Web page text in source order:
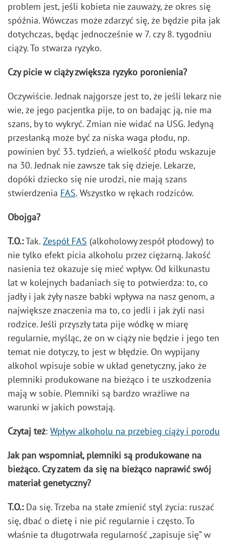
problem jest, jeśli kobieta nie zauważy, że okres się
spóźnia. Wówczas może zdarzyć się, że będzie piła jak
dotychczas, będąc jednocześnie w 7. czy 8. tygodniu
ciąży. To stwarza ryzyko.
Czy picie w ciąży zwiększa ryzyko poronienia?
Oczywiście. Jednak najgorsze jest to, że jeśli lekarz nie
wie, że jego pacjentka pije, to on badając ją, nie ma
szans, by to wykryć. Zmian nie widać na USG. Jedyną
przesłanką może być za niska waga płodu, np.
powinien być 33. tydzień, a wielkość płodu wskazuje
na 30. Jednak nie zawsze tak się dzieje. Lekarze,
dopóki dziecko się nie urodzi, nie mają szans
stwierdzenia FAS. Wszystko w rękach rodziców.
Obojga?
T.O.:Tak. Zespół FAS (alkoholowy zespół płodowy) to
nie tylko efekt picia alkoholu przez ciężarną. Jakość
nasienia też okazuje się mieć wpływ. Od kilkunastu
lat w kolejnych badaniach się to potwierdza: to, co
jadły i jak żyły nasze babki wpływa na nasz genom, a
największe znaczenia ma to, co jedli i jak żyli nasi
rodzice. Jeśli przyszły tata pije wódkę w miarę
regularnie, myśląc, że on w ciąży nie będzie i jego ten
temat nie dotyczy, to jest w błędzie. On wypijany
alkohol wpisuje sobie w układ genetyczny, jako że
plemniki produkowane na bieżąco i te uszkodzenia
mają w sobie. Plemniki są bardzo wrażliwe na
warunki w jakich powstają.
Czytaj też: Wpływ alkoholu na przebieg ciąży i porodu
Jak pan wspomniał, plemniki są produkowane na
bieżąco. Czy zatem da się na bieżąco naprawić swój
materiał genetyczny?
T.O.:Da się. Trzeba na stałe zmienić styl życia: ruszać
się, dbać o dietę i nie pić regularnie i często. To
właśnie ta długotrwała regularność „zapisuje się” w